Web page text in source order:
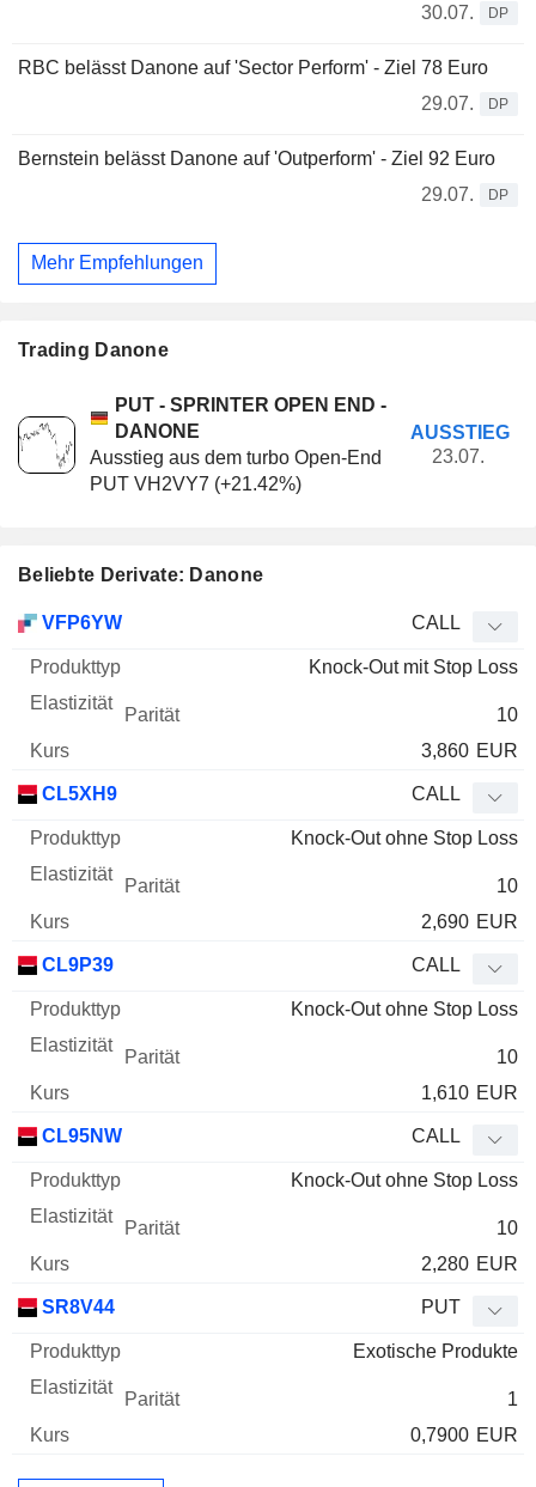
30.07.
DP
RBC belässt Danone auf 'Sector Perform' - Ziel 78 Euro
29.07.
DP
Bernstein belässt Danone auf 'Outperform' - Ziel 92 Euro
29.07.
DP
Mehr Empfehlungen
Trading Danone
PUT - SPRINTER OPEN END -
DANONE
Ausstieg aus dem turbo Open-End
PUT VH2VY7 (+21.42%)
AUSSTIEG
23.07.
Beliebte Derivate: Danone
WKN Typ Produkttyp Kurs
VFP6YW CALL
Knock-Out mit Stop Loss
10
3,860 EUR
CL5XH9 CALL
Knock-Out ohne Stop Loss
10
2,690 EUR
CL9P39 CALL
Knock-Out ohne Stop Loss
10
1,610 EUR
CL95NW CALL
Knock-Out ohne Stop Loss
10
2,280 EUR
SR8V44 PUT
Exotische Produkte
1
0,7900 EUR